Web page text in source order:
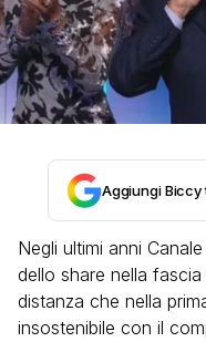
Aggiungi Biccy
Negli ultimi anni
dello share nella
distanza che nella
insostenibile con il